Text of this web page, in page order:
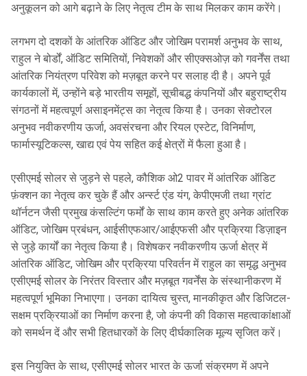
अनुकूलन को आगे बढ़ाने के लिए नेतृत्व टीम के साथ मिलकर काम करेंगे।
लगभग दो दशकों के आंतरिक ऑडिट और जोखिम परामर्श अनुभव के साथ,
राहुल ने बोर्डों, ऑडिट समितियों, निवेशकों और सीएक्सओज़ को गवर्नेंस तथा
आंतरिक नियंत्रण परिवेश को मज़बूत करने पर सलाह दी है। अपने पूर्व
कार्यकालों में, उन्होंने बड़े भारतीय समूहों, सूचीबद्ध कंपनियों और बहुराष्ट्रीय
संगठनों में महत्वपूर्ण असाइनमेंट्स का नेतृत्व किया है। उनका सेक्टोरल
अनुभव नवीकरणीय ऊर्जा, अवसंरचना और रियल एस्टेट, विनिर्माण,
फार्मास्यूटिकल्स, खाद्य एवं पेय सहित कई क्षेत्रों में फैला हुआ है।
एसीएमई सोलर से जुड़ने से पहले, कौशिक ओ2 पावर में आंतरिक ऑडिट
फ़ंक्शन का नेतृत्व कर चुके हैं और अर्न्स्ट एंड यंग, केपीएमजी तथा ग्रांट
थॉर्नटन जैसी प्रमुख कंसल्टिंग फर्मों के साथ काम करते हुए अनेक आंतरिक
ऑडिट, जोखिम प्रबंधन, आईसीएफआर/आईएफसी और प्रक्रिया डिज़ाइन
से जुड़े कार्यों का नेतृत्व किया है। विशेषकर नवीकरणीय ऊर्जा क्षेत्र में
आंतरिक ऑडिट, जोखिम और प्रक्रिया परिवर्तन में राहुल का समृद्ध अनुभव
एसीएमई सोलर के निरंतर विस्तार और मज़बूत गवर्नेंस के संस्थानीकरण में
महत्वपूर्ण भूमिका निभाएगा। उनका दायित्व चुस्त, मानकीकृत और डिजिटल-
सक्षम प्रक्रियाओं का निर्माण करना है, जो कंपनी की विकास महत्वाकांक्षाओं
को समर्थन दें और सभी हितधारकों के लिए दीर्घकालिक मूल्य सृजित करें।
इस नियुक्ति के साथ, एसीएमई सोलर भारत के ऊर्जा संक्रमण में अपने